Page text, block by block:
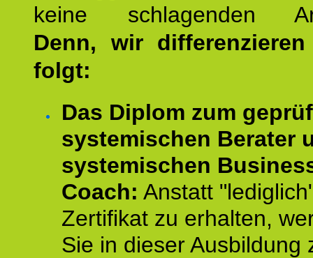
keine schlagenden
Denn, wir
folgt:
Das Diplom zum
systemischen Berater
systemischen
Coach: Anstatt
Zertifikat zu erhalten,
Sie in dieser Ausbildung